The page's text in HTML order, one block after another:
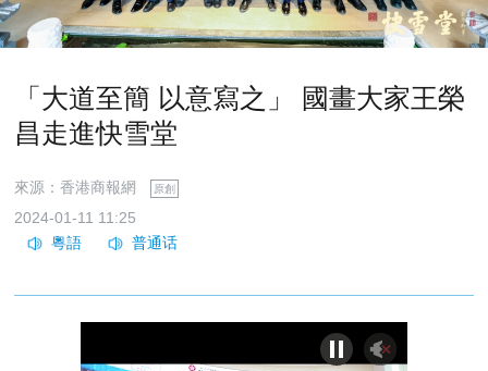
「大道至簡 以意寫之」 國畫大家王榮
昌走進快雪堂
來源：香港商報網 原創
2024-01-11 11:25